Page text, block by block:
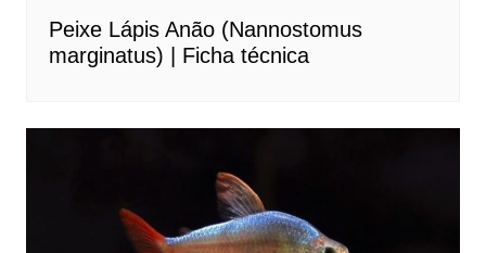
Peixe Lápis Anão (Nannostomus
marginatus) | Ficha técnica